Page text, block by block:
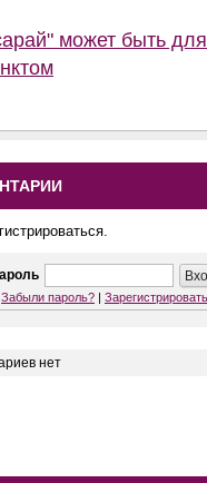
может быть для
Забыли пароль? |
нет